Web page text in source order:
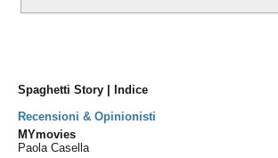
Spaghetti Story | Indice
Recensioni & Opinionisti
MYmovies
Paola Casella